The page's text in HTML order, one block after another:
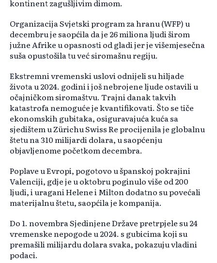
kontinent zagušljivim dimom.
Organizacija Svjetski program za hranu (WFP) u
decembru je saopćila da je 26 miliona ljudi širom
južne Afrike u opasnosti od gladi jer je višemjesečna
suša opustošila tu već siromašnu regiju.
Ekstremni vremenski uslovi odnijeli su hiljade
života u 2024. godini i još nebrojene ljude ostavili u
očajničkom siromaštvu. Trajni danak takvih
katastrofa nemoguće je kvantifikovati. Što se tiče
ekonomskih gubitaka, osiguravajuća kuća sa
sjedištem u Zürichu Swiss Re procijenila je globalnu
štetu na 310 milijardi dolara, u saopćenju
objavljenome početkom decembra.
Poplave u Evropi, pogotovo u španskoj pokrajini
Valenciji, gdje je u oktobru poginulo više od 200
ljudi, i uragani Helene i Milton dodatno su povećali
materijalnu štetu, saopćila je kompanija.
Do 1. novembra Sjedinjene Države pretrpjele su 24
vremenske nepogode u 2024. s gubicima koji su
premašili milijardu dolara svaka, pokazuju vladini
podaci.